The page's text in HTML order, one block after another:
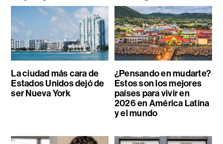
La ciudad más cara de
Estados Unidos dejó de
ser Nueva York
¿Pensando en mudarte?
Estos son los mejores
países para vivir en
2026 en América Latina
y el mundo